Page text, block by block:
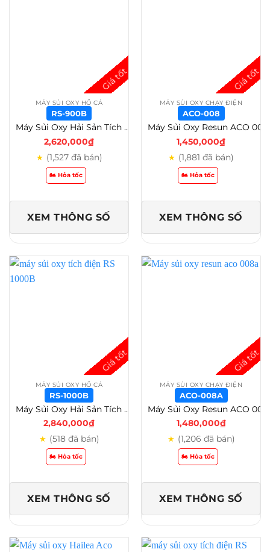
MÁY SỦI OXY HỒ CÁ
RS-900B
Máy Sủi Oxy Hải Sản Tích Điện RS 500/600/700/800/900/1000/2000/5000 Giải Pháp Sục Khí Di Động – RS-900B
2,620,000₫
★ (1,527 đã bán)
🏍️ Hỏa tốc
XEM THÔNG SỐ
MÁY SỦI OXY CHẠY ĐIỆN
ACO-008
1,450,000₫
★ (1,881 đã bán)
🏍️ Hỏa tốc
XEM THÔNG SỐ
MÁY SỦI OXY HỒ CÁ
RS-1000B
Máy Sủi Oxy Hải Sản Tích Điện RS 500/600/700/800/900/1000/2000/5000 Giải Pháp Sục Khí Di Động – RS-1000B
2,840,000₫
★ (518 đã bán)
🏍️ Hỏa tốc
XEM THÔNG SỐ
MÁY SỦI OXY CHẠY ĐIỆN
ACO-008A
1,480,000₫
★ (1,206 đã bán)
🏍️ Hỏa tốc
XEM THÔNG SỐ